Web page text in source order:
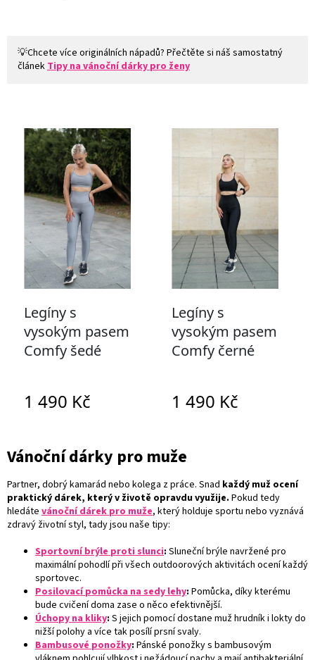
💡Chcete více originálních nápadů? Přečtěte si náš samostatný
článek Tipy na vánoční dárky pro ženy
Vánoční dárky pro muže
Partner, dobrý kamarád nebo kolega z práce. Snad každý muž ocení
praktický dárek, který v životě opravdu využije. Pokud tedy
hledáte vánoční dárek pro muže, který holduje sportu nebo vyznává
zdravý životní styl, tady jsou naše tipy:
Sportovní brýle proti slunci: Sluneční brýle navržené pro
maximální pohodlí při všech outdoorových aktivitách ocení každý
sportovec.
Posilovací pomůcka na sedy lehy: Pomůcka, díky kterému
bude cvičení doma zase o něco efektivnější.
Úchopy na kliky: S jejich pomocí dostane muž hrudník i lokty do
nižší polohy a více tak posílí prsní svaly.
Bambusové ponožky: Pánské ponožky s bambusovým